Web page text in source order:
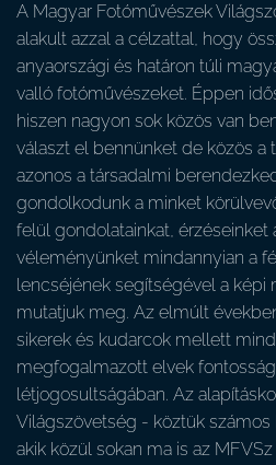
A Magyar Fotóművészek
alakult azzal a célzattal, hogy
anyaországi és határon túli
valló fotóművészeket. Éppen
hiszen nagyon sok közös van
választ el bennünket de közös a
azonos a társadalmi
gondolkodunk a minket
felül gondolatainkat, érzéseinket
véleményünket mindannyian a
lencséjének segítségével a képi
mutatjuk meg. Az elmúlt
sikerek és kudarcok mellett
megfogalmazott elvek
létjogosultságában. Az
Világszövetség - köztük
akik közül sokan ma is az